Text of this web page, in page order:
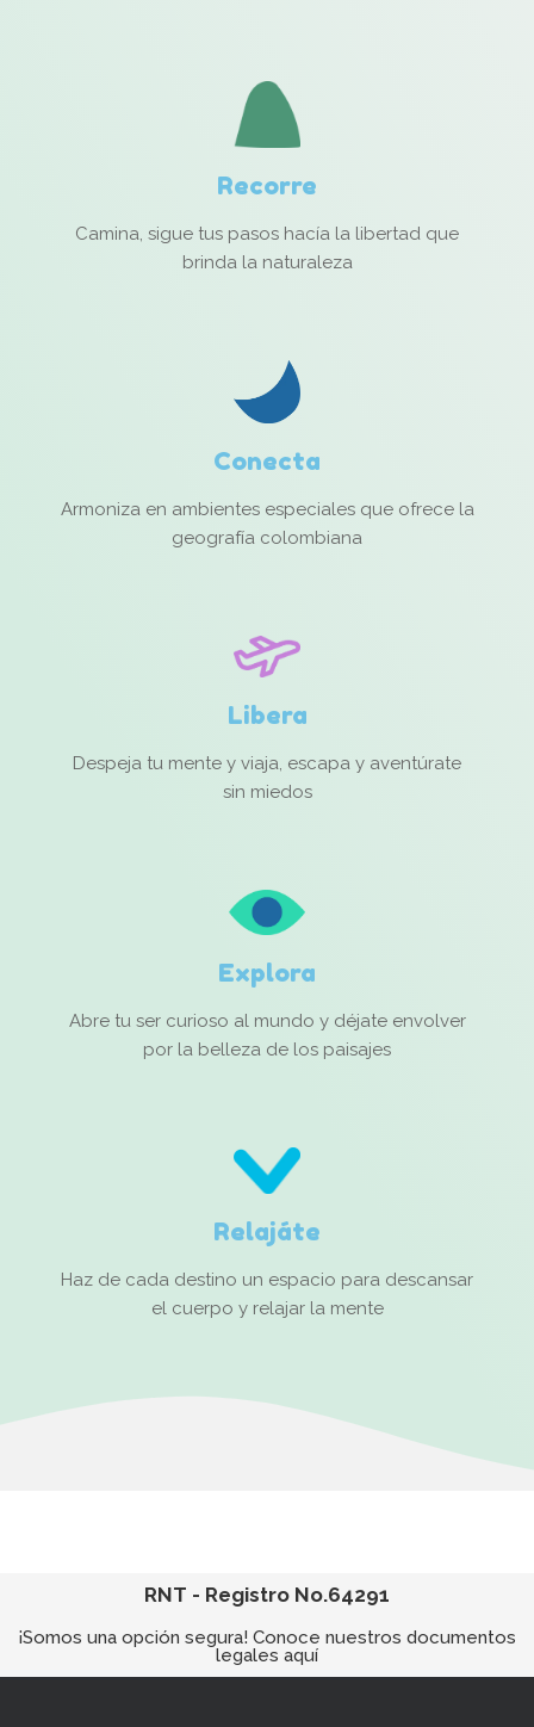
Recorre
Camina, sigue tus pasos hacía la libertad que
brinda la naturaleza
Conecta
Armoniza en ambientes especiales que ofrece la
geografía colombiana
Libera
Despeja tu mente y viaja, escapa y aventúrate
sin miedos
Explora
Abre tu ser curioso al mundo y déjate envolver
por la belleza de los paisajes
Relajáte
Haz de cada destino un espacio para descansar
el cuerpo y relajar la mente
RNT - Registro No.64291
¡Somos una opción segura! Conoce nuestros documentos
legales aquí